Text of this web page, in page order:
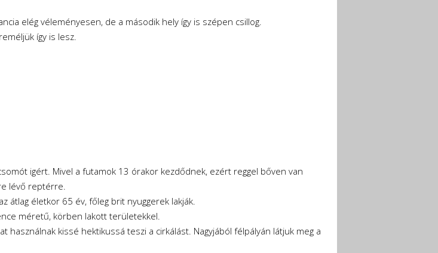
elég véleményesen, de a második hely így is szépen csillog.
így is lesz.
igért. Mivel a futamok 13 órakor kezdődnek, ezért reggel bőven van
lévő reptérre.
átlag életkor 65 év, főleg brit nyuggerek lakják.
méretű, körben lakott területekkel.
használnak kissé hektikussá teszi a cirkálást. Nagyjából félpályán látjuk meg a